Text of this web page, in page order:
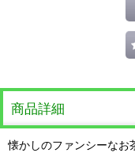
商品詳細
懐かしのファンシーなお